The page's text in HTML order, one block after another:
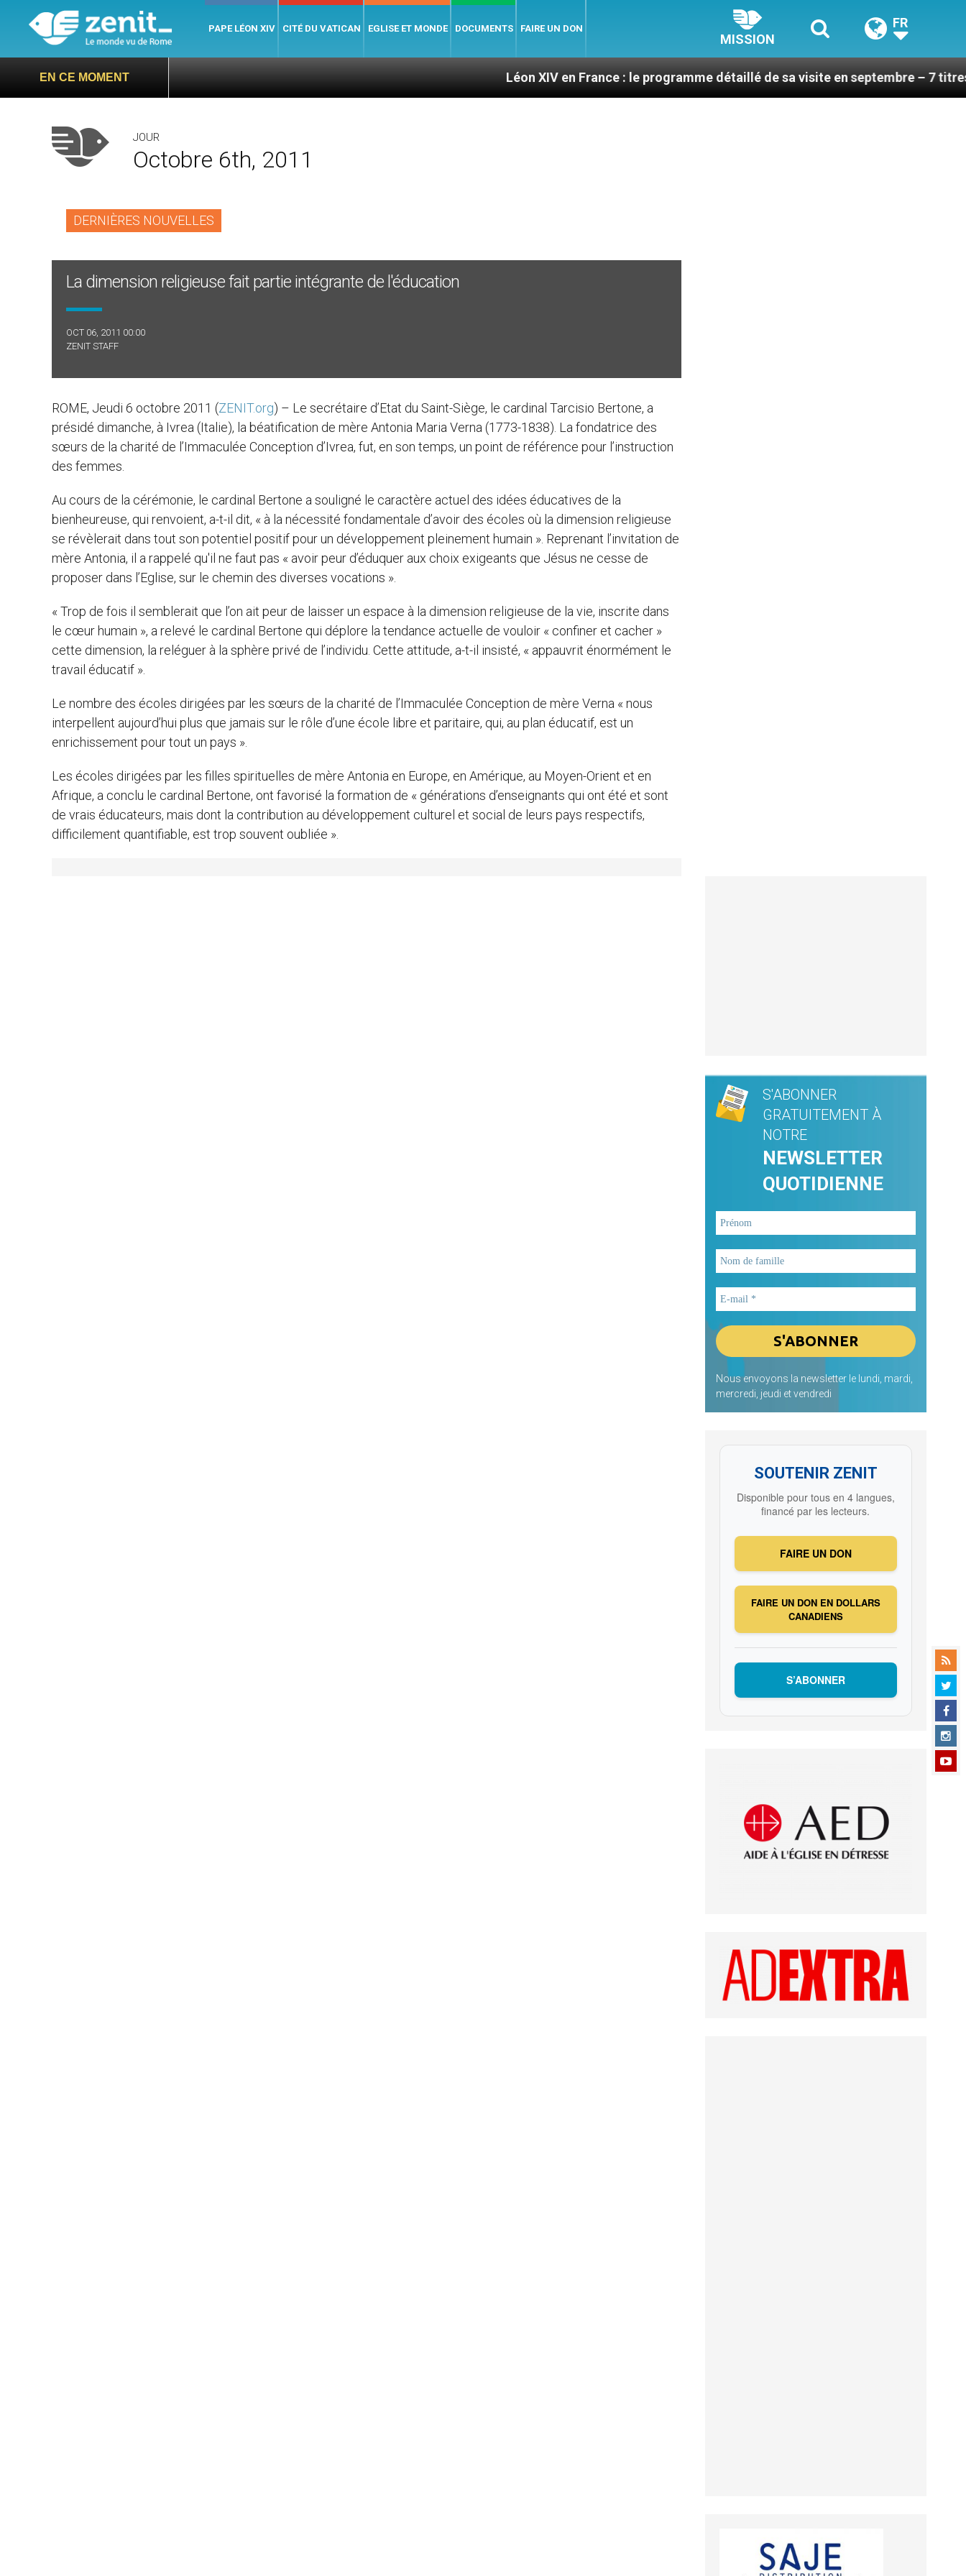
PAPE LÉON XIV CITÉ DU VATICAN EGLISE ET MONDE DOCUMENTS FAIRE UN DON
MISSION
FR
EN CE MOMENT Léon XIV en France : le programme détaillé de sa visite en septembre – 7 titres, vendredi
JOUR
Octobre 6th, 2011
DERNIÈRES NOUVELLES
La dimension religieuse fait partie intégrante de l'éducation
OCT 06, 2011 00:00
ZENIT STAFF
ROME, Jeudi 6 octobre 2011 (ZENIT.org) – Le secrétaire d’Etat du Saint-Siège, le cardinal Tarcisio Bertone, a
présidé dimanche, à Ivrea (Italie), la béatification de mère Antonia Maria Verna (1773-1838). La fondatrice des
sœurs de la charité de l’Immaculée Conception d’Ivrea, fut, en son temps, un point de référence pour l’instruction
des femmes.
Au cours de la cérémonie, le cardinal Bertone a souligné le caractère actuel des idées éducatives de la
bienheureuse, qui renvoient, a-t-il dit, « à la nécessité fondamentale d’avoir des écoles où la dimension religieuse
se révèlerait dans tout son potentiel positif pour un développement pleinement humain ». Reprenant l’invitation de
mère Antonia, il a rappelé qu'il ne faut pas « avoir peur d’éduquer aux choix exigeants que Jésus ne cesse de
proposer dans l’Eglise, sur le chemin des diverses vocations ».
« Trop de fois il semblerait que l’on ait peur de laisser un espace à la dimension religieuse de la vie, inscrite dans
le cœur humain », a relevé le cardinal Bertone qui déplore la tendance actuelle de vouloir « confiner et cacher »
cette dimension, la reléguer à la sphère privé de l’individu. Cette attitude, a-t-il insisté, « appauvrit énormément le
travail éducatif ».
Le nombre des écoles dirigées par les sœurs de la charité de l’Immaculée Conception de mère Verna « nous
interpellent aujourd’hui plus que jamais sur le rôle d’une école libre et paritaire, qui, au plan éducatif, est un
enrichissement pour tout un pays ».
Les écoles dirigées par les filles spirituelles de mère Antonia en Europe, en Amérique, au Moyen-Orient et en
Afrique, a conclu le cardinal Bertone, ont favorisé la formation de « générations d’enseignants qui ont été et sont
de vrais éducateurs, mais dont la contribution au développement culturel et social de leurs pays respectifs,
difficilement quantifiable, est trop souvent oubliée ».
S'ABONNER
GRATUITEMENT À
NOTRE
NEWSLETTER
QUOTIDIENNE
Nous envoyons la newsletter le lundi, mardi,
mercredi, jeudi et vendredi
SOUTENIR ZENIT
Disponible pour tous en 4 langues,
financé par les lecteurs.
FAIRE UN DON
FAIRE UN DON EN DOLLARS
CANADIENS
S’ABONNER